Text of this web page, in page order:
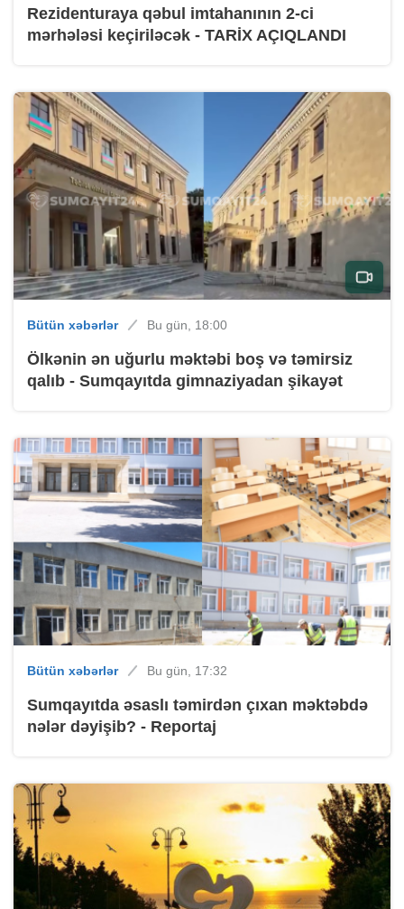
Rezidenturaya qəbul imtahanının 2-ci
mərhələsi keçiriləcək - TARİX AÇIQLANDI
Bütün xəbərlər Bu gün, 18:00
Ölkənin ən uğurlu məktəbi boş və təmirsiz
qalıb - Sumqayıtda gimnaziyadan şikayət
Bütün xəbərlər Bu gün, 17:32
Sumqayıtda əsaslı təmirdən çıxan məktəbdə
nələr dəyişib? - Reportaj